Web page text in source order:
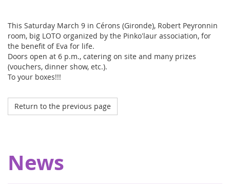
This Saturday March 9 in Cérons (Gironde), Robert Peyronnin
room, big LOTO organized by the Pinko'laur association, for
the benefit of Eva for life.
Doors open at 6 p.m., catering on site and many prizes
(vouchers, dinner show, etc.).
To your boxes!!!
Return to the previous page
News
of €20,000 allowing Pharmavie to set up a space
dedicated to young patients suffering from cancer, within